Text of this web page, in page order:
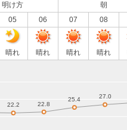
明け方 朝
05 06 07 08
晴れ 晴れ 晴れ 晴れ